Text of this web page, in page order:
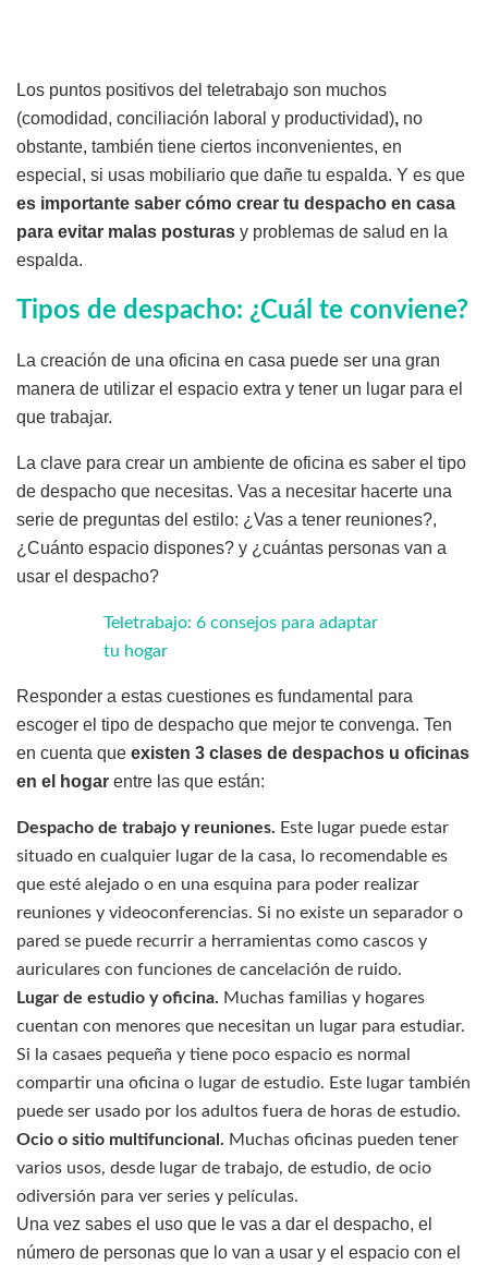
Los puntos positivos del teletrabajo son muchos
(comodidad, conciliación laboral y productividad), no
obstante, también tiene ciertos inconvenientes, en
especial, si usas mobiliario que dañe tu espalda. Y es que
es importante saber cómo crear tu despacho en casa
para evitar malas posturas y problemas de salud en la
espalda.
Tipos de despacho: ¿Cuál te conviene?
La creación de una oficina en casa puede ser una gran
manera de utilizar el espacio extra y tener un lugar para el
que trabajar.
La clave para crear un ambiente de oficina es saber el tipo
de despacho que necesitas. Vas a necesitar hacerte una
serie de preguntas del estilo: ¿Vas a tener reuniones?,
¿Cuánto espacio dispones? y ¿cuántas personas van a
usar el despacho?
Teletrabajo: 6 consejos para adaptar
tu hogar
Responder a estas cuestiones es fundamental para
escoger el tipo de despacho que mejor te convenga. Ten
en cuenta que existen 3 clases de despachos u oficinas
en el hogar entre las que están:
Despacho de trabajo y reuniones. Este lugar puede estar
situado en cualquier lugar de la casa, lo recomendable es
que esté alejado o en una esquina para poder realizar
reuniones y videoconferencias. Si no existe un separador o
pared se puede recurrir a herramientas como cascos y
auriculares con funciones de cancelación de ruido.
Lugar de estudio y oficina. Muchas familias y hogares
cuentan con menores que necesitan un lugar para estudiar.
Si la casaes pequeña y tiene poco espacio es normal
compartir una oficina o lugar de estudio. Este lugar también
puede ser usado por los adultos fuera de horas de estudio.
Ocio o sitio multifuncional. Muchas oficinas pueden tener
varios usos, desde lugar de trabajo, de estudio, de ocio
odiversión para ver series y películas.
Una vez sabes el uso que le vas a dar el despacho, el
número de personas que lo van a usar y el espacio con el